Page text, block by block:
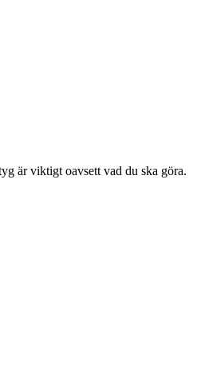
är viktigt oavsett vad du ska göra.